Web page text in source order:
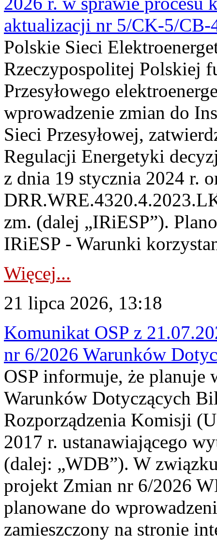
aktualizacji nr 5/CK-5/CB-
Polskie Sieci
Rzeczypospolitej Polskiej
Przesyłowego
wprowadzenie zmian do
Sieci Przesyłowej,
Regulacji Energetyki
z dnia 19 stycznia 2024 r.
zm. (dalej „IRiESP”).
IRiESP - Warunki
Więcej...
21 lipca 2026, 13:18
Komunikat OSP z
nr 6/2026 Warunków
OSP informuje, że planuje
Warunków Dotyczących
Rozporządzenia Komisji
2017 r. ustanawiającego
(dalej: „WDB”). W
projekt Zmian nr 6/2026
planowane do
zamieszczony na stronie